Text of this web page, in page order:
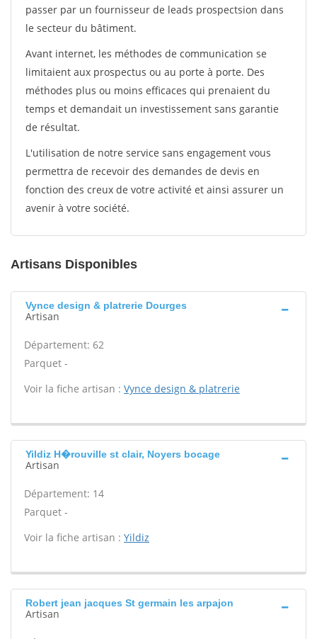
passer par un fournisseur de leads prospectsion dans
le secteur du bâtiment.
Avant internet, les méthodes de communication se
limitaient aux prospectus ou au porte à porte. Des
méthodes plus ou moins efficaces qui prenaient du
temps et demandait un investissement sans garantie
de résultat.
L'utilisation de notre service sans engagement vous
permettra de recevoir des demandes de devis en
fonction des creux de votre activité et ainsi assurer un
avenir à votre société.
Artisans Disponibles
Vynce design & platrerie Dourges
Artisan
Département: 62
Parquet -
Voir la fiche artisan : Vynce design & platrerie
Yildiz H�rouville st clair, Noyers bocage
Artisan
Département: 14
Parquet -
Voir la fiche artisan : Yildiz
Robert jean jacques St germain les arpajon
Artisan